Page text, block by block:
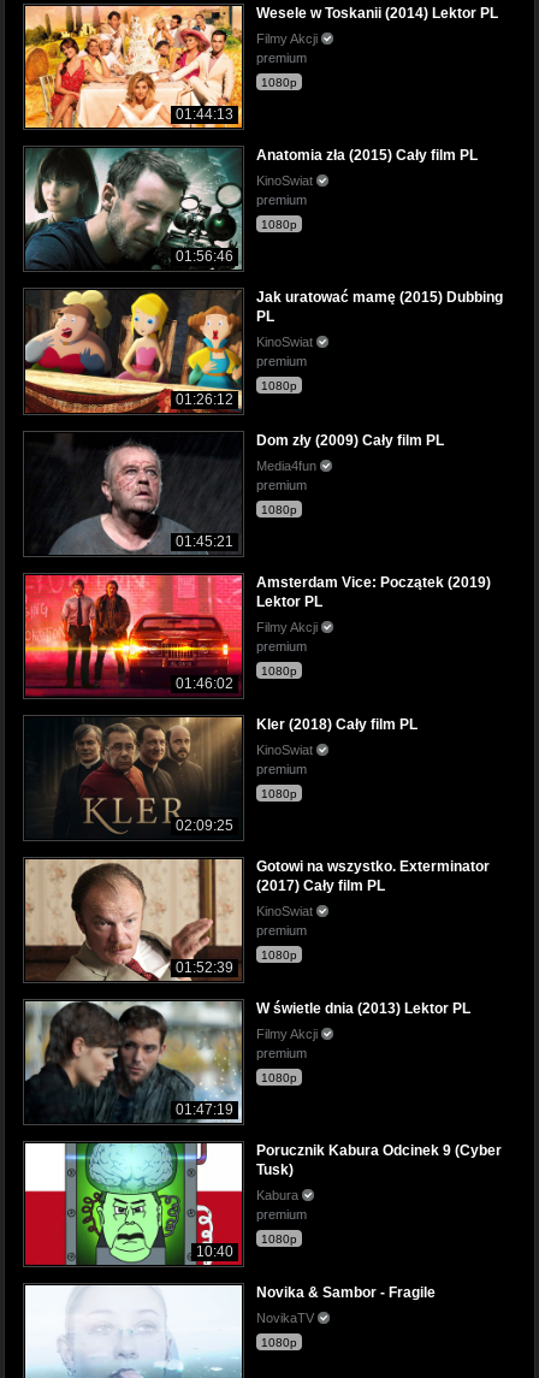
01:44:13
Wesele w Toskanii (2014) Lektor PL
Filmy Akcji
premium
1080p
01:56:46
Anatomia zła (2015) Cały film PL
KinoSwiat
premium
1080p
01:26:12
Jak uratować mamę (2015) Dubbing
PL
KinoSwiat
premium
1080p
01:45:21
Dom zły (2009) Cały film PL
Media4fun
premium
1080p
01:46:02
Amsterdam Vice: Początek (2019)
Lektor PL
Filmy Akcji
premium
1080p
02:09:25
Kler (2018) Cały film PL
KinoSwiat
premium
1080p
01:52:39
Gotowi na wszystko. Exterminator
(2017) Cały film PL
KinoSwiat
premium
1080p
01:47:19
W świetle dnia (2013) Lektor PL
Filmy Akcji
premium
1080p
10:40
Porucznik Kabura Odcinek 9 (Cyber
Tusk)
Kabura
premium
1080p
Novika & Sambor - Fragile
NovikaTV
1080p